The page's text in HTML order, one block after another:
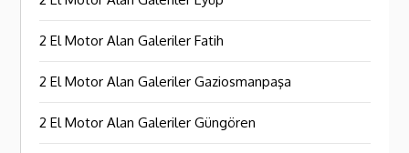
2 El Motor Alan Galeriler Fatih
2 El Motor Alan Galeriler Gaziosmanpaşa
2 El Motor Alan Galeriler Güngören